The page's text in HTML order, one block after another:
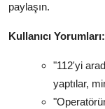
paylaşın.
Kullanıcı Yorumları:
"112'yi
yaptılar,